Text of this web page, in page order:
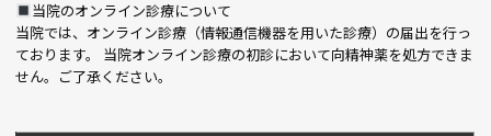
当院のオンライン診療について
当院では、オンライン診療（情報通信機器を用いた診療）の届出を行っ
ております。 当院オンライン診療の初診において向精神薬を処方できま
せん。ご了承ください。